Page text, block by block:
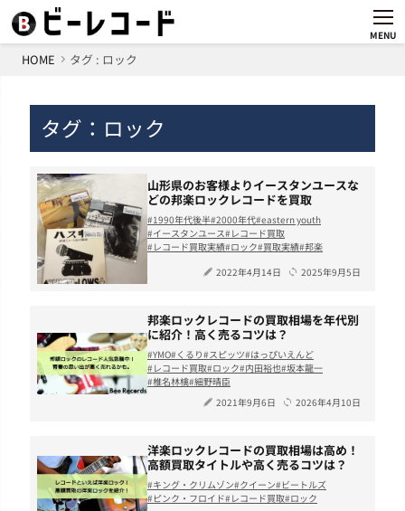
MENU
HOME タグ : ロック
タグ：ロック
山形県のお客様よりイースタンユースな
どの邦楽ロックレコードを買取
1990年代後半 2000年代 eastern youth
イースタンユース レコード買取
レコード買取実績 ロック 買取実績 邦楽
2022年4月14日
2025年9月5日
邦楽ロックレコードの買取相場を年代別
に紹介！高く売るコツは？
YMO くるり スピッツ はっぴいえんど
レコード買取 ロック 内田裕也 坂本龍一
椎名林檎 細野晴臣
2021年9月6日
2026年4月10日
洋楽ロックレコードの買取相場は高め！
高額買取タイトルや高く売るコツは？
キング・クリムゾン クイーン ビートルズ
ピンク・フロイド レコード買取 ロック